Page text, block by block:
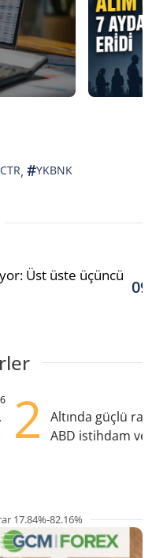
, #YKBNK
Üst üste üçüncü
2
Altında güçlü
ABD istihdam
17.84%-82.16%